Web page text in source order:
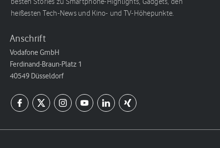
besten Stories zu Smartphone-Highlights, Gadgets, den
heißesten Tech-News und Kino- und TV-Höhepunkte.
Anschrift
Vodafone GmbH
Ferdinand-Braun-Platz 1
40549 Düsseldorf